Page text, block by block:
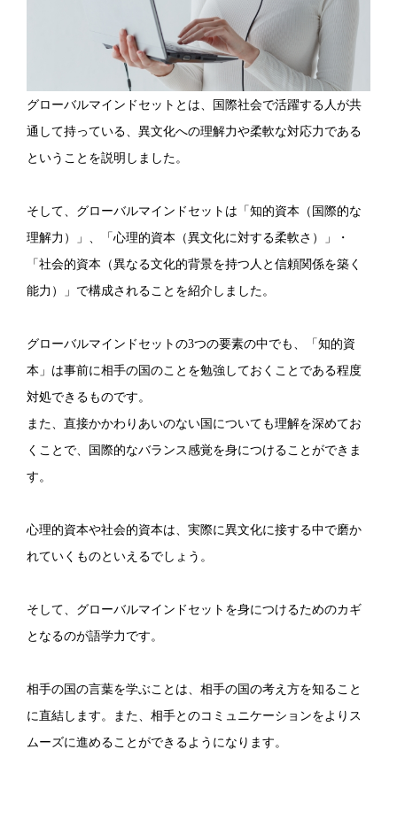
グローバルマインドセットとは、国際社会で活躍する人が共
通して持っている、異文化への理解力や柔軟な対応力である
ということを説明しました。
そして、グローバルマインドセットは「知的資本（国際的な
理解力）」、「心理的資本（異文化に対する柔軟さ）」・
「社会的資本（異なる文化的背景を持つ人と信頼関係を築く
能力）」で構成されることを紹介しました。
グローバルマインドセットの3つの要素の中でも、「知的資
本」は事前に相手の国のことを勉強しておくことである程度
対処できるものです。
また、直接かかわりあいのない国についても理解を深めてお
くことで、国際的なバランス感覚を身につけることができま
す。
心理的資本や社会的資本は、実際に異文化に接する中で磨か
れていくものといえるでしょう。
そして、グローバルマインドセットを身につけるためのカギ
となるのが語学力です。
相手の国の言葉を学ぶことは、相手の国の考え方を知ること
に直結します。また、相手とのコミュニケーションをよりス
ムーズに進めることができるようになります。